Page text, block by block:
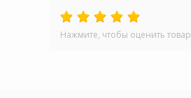
Нажмите, чтобы оценить товар